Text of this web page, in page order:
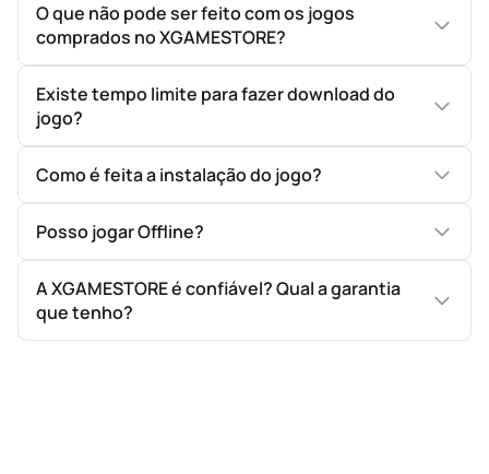
O que não pode ser feito com os jogos
comprados no XGAMESTORE?
Existe tempo limite para fazer download do
jogo?
Como é feita a instalação do jogo?
Posso jogar Offline?
A XGAMESTORE é confiável? Qual a garantia
que tenho?